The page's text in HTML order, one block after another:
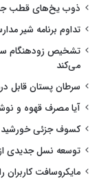
ذوب یخ‌های قطب
تداوم برنامه شیر
تشخیص زودهنگام
می‌کند
سرطان پستان قابل
آیا مصرف قهوه و
کسوف جزئی خورشید ۱۲ اوت رخ می‌دهد
توسعه نسل جدیدی
مایکروسافت